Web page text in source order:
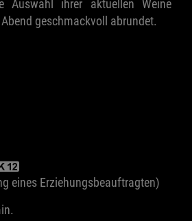
Auswahl ihrer aktuellen Weine
geschmackvoll abrundet.
eines Erziehungsbeauftragten)